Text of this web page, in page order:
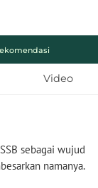
Video
sebagai wujud
namanya.